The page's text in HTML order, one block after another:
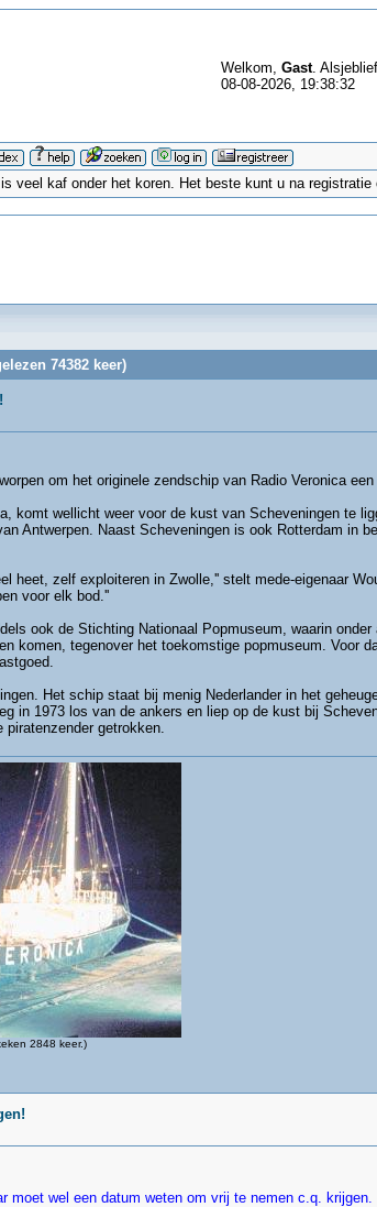
Welkom, Gast.
08-08-2026, 19:38:32
veel kaf onder het koren. Het beste kunt u na
74382 keer)
om het originele zendschip van Radio Veronica
komt wellicht weer voor de kust van Scheveningen te
Antwerpen. Naast Scheveningen is ook Rotterdam in
heet, zelf exploiteren in Zwolle,'' stelt mede-eigenaar
voor elk bod.''
ook de Stichting Nationaal Popmuseum, waarin
komen, tegenover het toekomstige popmuseum. Voor
Het schip staat bij menig Nederlander in het
in 1973 los van de ankers en liep op de kust bij
getrokken.
2848 keer.)
moet wel een datum weten om vrij te nemen c.q.